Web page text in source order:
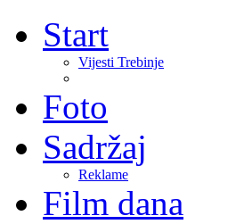
Start
Vijesti Trebinje
Foto
Sadržaj
Reklame
Film dana